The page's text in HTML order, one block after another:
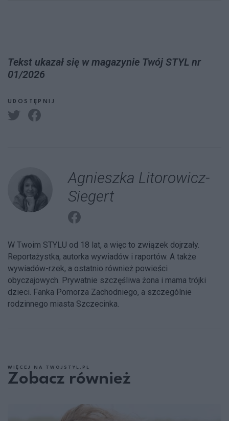
Tekst ukazał się w magazynie Twój STYL nr
01/2026
UDOSTĘPNIJ
Agnieszka Litorowicz-
Siegert
W Twoim STYLU od 18 lat, a więc to związek dojrzały.
Reportażystka, autorka wywiadów i raportów. A także
wywiadów-rzek, a ostatnio również powieści
obyczajowych. Prywatnie szczęśliwa żona i mama trójki
dzieci. Fanka Pomorza Zachodniego, a szczególnie
rodzinnego miasta Szczecinka.
WIĘCEJ NA TWOJSTYL.PL
Zobacz również